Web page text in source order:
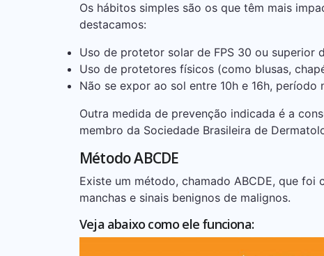
Os hábitos simples são os que têm mais
destacamos:
Uso de protetor solar de FPS 30 ou superior
Uso de protetores físicos (como blusas,
Não se expor ao sol entre 10h e 16h,
Outra medida de prevenção indicada é a
membro da Sociedade Brasileira de
Método ABCDE
Existe um método, chamado ABCDE, que
manchas e sinais benignos de malignos.
Veja abaixo como ele funciona: